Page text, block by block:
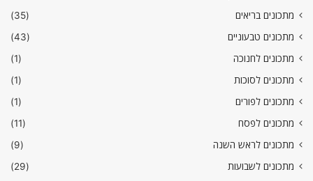
מתכונים בריאים
(35)
מתכונים טבעוניים
(43)
מתכונים לחנוכה
(1)
מתכונים לסוכות
(1)
מתכונים לפורים
(1)
מתכונים לפסח
(11)
מתכונים לראש השנה
(9)
מתכונים לשבועות
(29)